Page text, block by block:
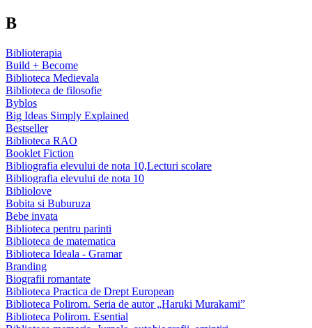
B
Biblioterapia
Build + Become
Biblioteca Medievala
Biblioteca de filosofie
Byblos
Big Ideas Simply Explained
Bestseller
Biblioteca RAO
Booklet Fiction
Bibliografia elevului de nota 10,Lecturi scolare
Bibliografia elevului de nota 10
Bibliolove
Bobita si Buburuza
Bebe invata
Biblioteca pentru parinti
Biblioteca de matematica
Biblioteca Ideala - Gramar
Branding
Biografii romantate
Biblioteca Practica de Drept European
Biblioteca Polirom. Seria de autor „Haruki Murakami”
Biblioteca Polirom. Esential